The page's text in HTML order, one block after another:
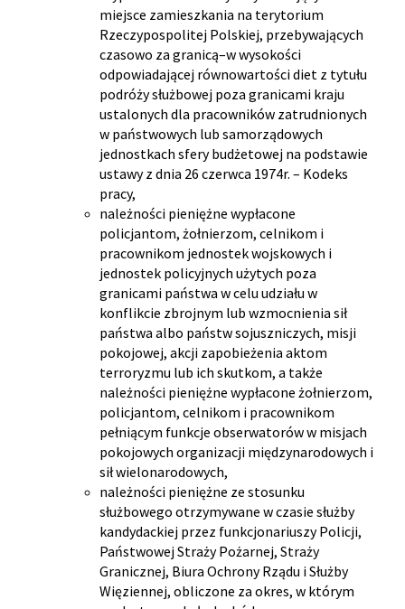
miejsce zamieszkania na terytorium
Rzeczypospolitej Polskiej, przebywających
czasowo za granicą–w wysokości
odpowiadającej równowartości diet z tytułu
podróży służbowej poza granicami kraju
ustalonych dla pracowników zatrudnionych
w państwowych lub samorządowych
jednostkach sfery budżetowej na podstawie
ustawy z dnia 26 czerwca 1974r. – Kodeks
pracy,
należności pieniężne wypłacone
policjantom, żołnierzom, celnikom i
pracownikom jednostek wojskowych i
jednostek policyjnych użytych poza
granicami państwa w celu udziału w
konflikcie zbrojnym lub wzmocnienia sił
państwa albo państw sojuszniczych, misji
pokojowej, akcji zapobieżenia aktom
terroryzmu lub ich skutkom, a także
należności pieniężne wypłacone żołnierzom,
policjantom, celnikom i pracownikom
pełniącym funkcje obserwatorów w misjach
pokojowych organizacji międzynarodowych i
sił wielonarodowych,
należności pieniężne ze stosunku
służbowego otrzymywane w czasie służby
kandydackiej przez funkcjonariuszy Policji,
Państwowej Straży Pożarnej, Straży
Granicznej, Biura Ochrony Rządu i Służby
Więziennej, obliczone za okres, w którym